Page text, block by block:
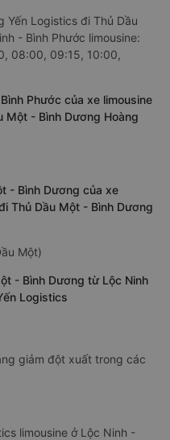
Yến Logistics đi Thủ Dầu
- Bình Phước limousine:
08:00, 09:15, 10:00,
Phước của xe limousine
Một - Bình Dương Hoàng
- Bình Dương của xe
Thủ Dầu Một - Bình Dương
Một)
- Bình Dương từ Lộc Ninh
Logistics
giảm đột xuất trong các
limousine ở Lộc Ninh -